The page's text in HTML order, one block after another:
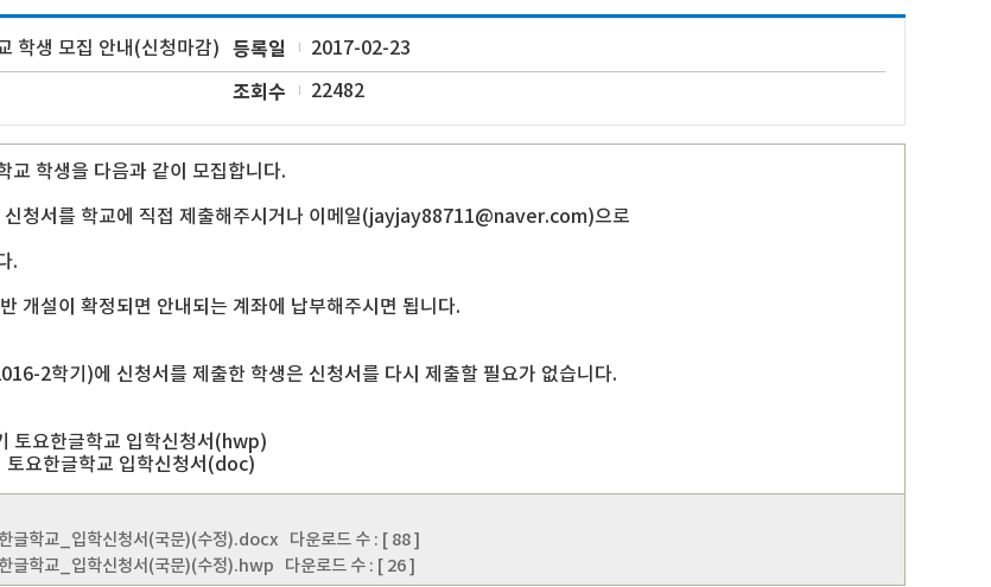
학생 모집 안내(신청마감) 등록일 2017-02-23
조회수 22482
교 학생을 다음과 같이 모집합니다.
청서를 학교에 직접 제출해주시거나 이메일(jayjay88711@naver.com)으로
.
개설이 확정되면 안내되는 계좌에 납부해주시면 됩니다.
2학기)에 신청서를 제출한 학생은 신청서를 다시 제출할 필요가 없습니다.
토요한글학교 입학신청서(hwp)
한글학교 입학신청서(doc)
글학교_입학신청서(국문)(수정).docx 다운로드 수 : [ 88 ]
글학교_입학신청서(국문)(수정).hwp 다운로드 수 : [ 26 ]